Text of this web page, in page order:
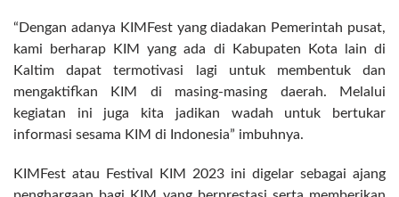
“Dengan adanya KIMFest yang diadakan Pemerintah pusat,
kami berharap KIM yang ada di Kabupaten Kota lain di
Kaltim dapat termotivasi lagi untuk membentuk dan
mengaktifkan KIM di masing-masing daerah. Melalui
kegiatan ini juga kita jadikan wadah untuk bertukar
informasi sesama KIM di Indonesia” imbuhnya.
KIMFest atau Festival KIM 2023 ini digelar sebagai ajang